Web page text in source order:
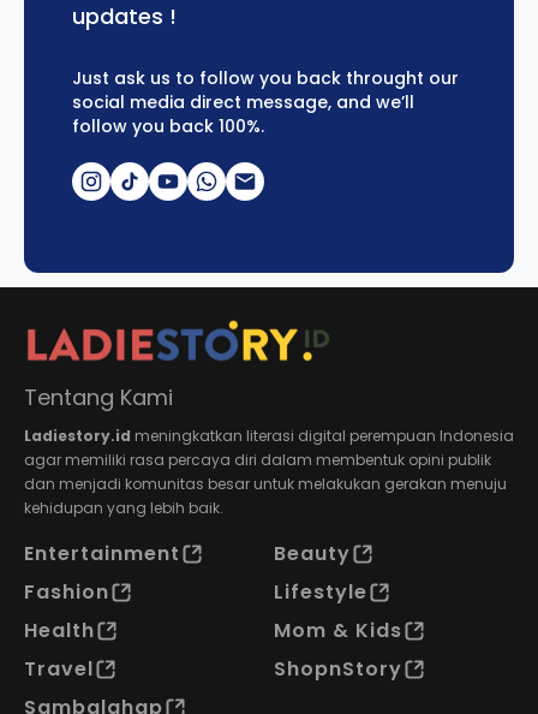
updates !
Just ask us to follow you back throught our
social media direct message, and we’ll
follow you back 100%.
Tentang Kami
Ladiestory.id meningkatkan literasi digital perempuan Indonesia
agar memiliki rasa percaya diri dalam membentuk opini publik
dan menjadi komunitas besar untuk melakukan gerakan menuju
kehidupan yang lebih baik.
Entertainment
Beauty
Fashion
Lifestyle
Health
Mom & Kids
Travel
ShopnStory
Sambalahap